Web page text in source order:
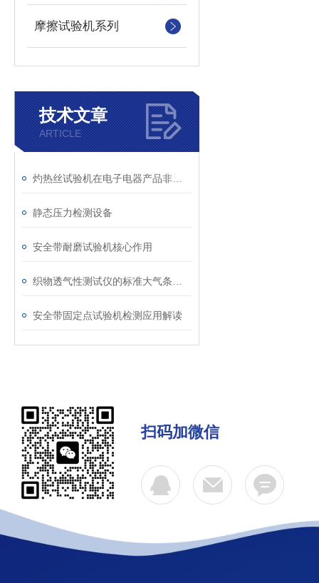
摩擦试验机系列
技术文章
ARTICLE
静态压力检测设备
安全带耐磨试验机核心作用
安全带固定点试验机检测应用解读
扫码加微信